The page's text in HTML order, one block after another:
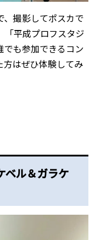
、撮影してポスカで
平成プロフスタジ
でも参加できるコン
方はぜひ体験してみ
ベル＆ガラケ